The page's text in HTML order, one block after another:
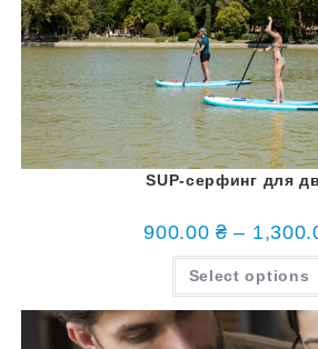
SUP-серфинг для
900.00₴ –
Select options